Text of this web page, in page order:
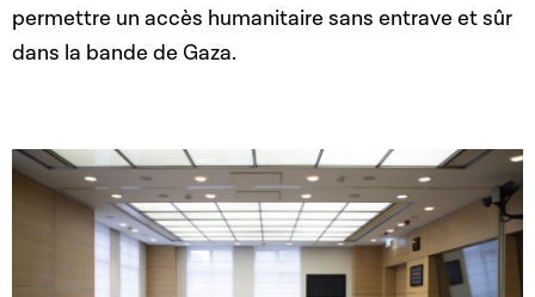
permettre un accès humanitaire sans entrave et sûr
dans la bande de Gaza.